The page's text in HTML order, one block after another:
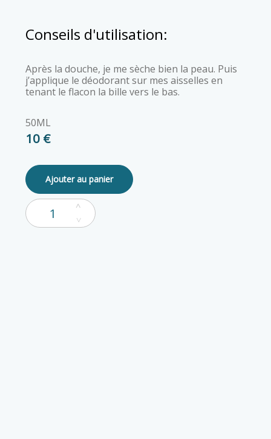
Conseils d'utilisation:
Après la douche, je me sèche bien la peau. Puis
j’applique le déodorant sur mes aisselles en
tenant le flacon la bille vers le bas.
50ML
10 €
Ajouter au panier